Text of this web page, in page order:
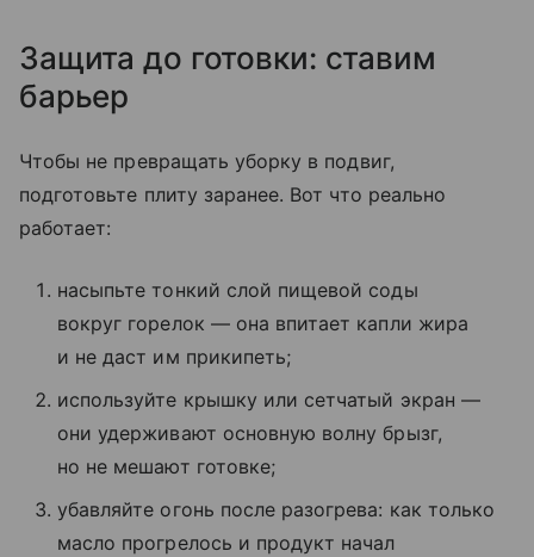
Защита до готовки: ставим
барьер
Чтобы не превращать уборку в подвиг,
подготовьте плиту заранее. Вот что реально
работает:
насыпьте тонкий слой пищевой соды
вокруг горелок — она впитает капли жира
и не даст им прикипеть;
используйте крышку или сетчатый экран —
они удерживают основную волну брызг,
но не мешают готовке;
убавляйте огонь после разогрева: как только
масло прогрелось и продукт начал